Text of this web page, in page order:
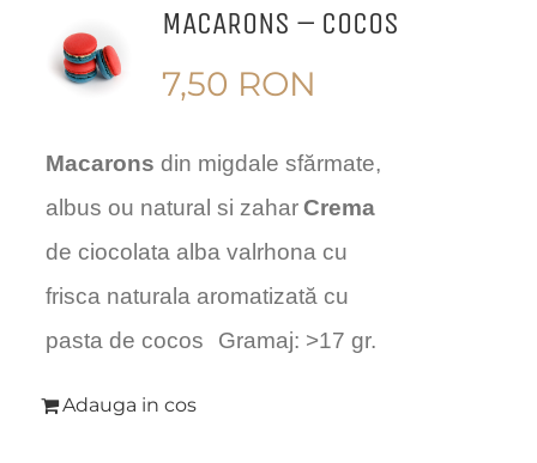
MACARONS – COCOS
7,50 RON
Macarons din migdale sfărmate,
albus ou natural si zahar Crema
de ciocolata alba valrhona cu
frisca naturala aromatizată cu
pasta de cocos
Gramaj: >17 gr.
Adauga in cos